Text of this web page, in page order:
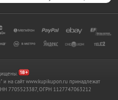
и на сайт www.kupikupon.ru принадлежат
7705523387, ОГРН 1127747063212